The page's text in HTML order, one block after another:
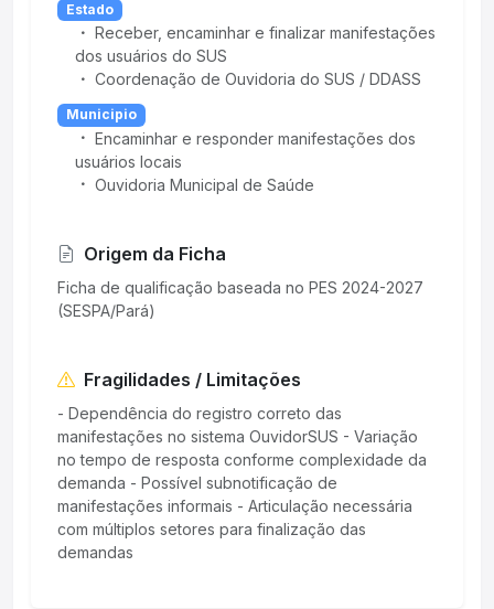
Estado
Receber, encaminhar e finalizar manifestações
dos usuários do SUS
Coordenação de Ouvidoria do SUS / DDASS
Municipio
Encaminhar e responder manifestações dos
usuários locais
Ouvidoria Municipal de Saúde
Origem da Ficha
Ficha de qualificação baseada no PES 2024-2027
(SESPA/Pará)
Fragilidades / Limitações
- Dependência do registro correto das
manifestações no sistema OuvidorSUS - Variação
no tempo de resposta conforme complexidade da
demanda - Possível subnotificação de
manifestações informais - Articulação necessária
com múltiplos setores para finalização das
demandas